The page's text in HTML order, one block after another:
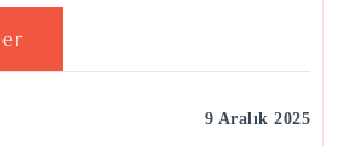
9 Aralık 2025